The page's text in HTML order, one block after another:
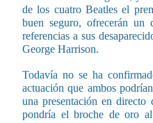
de los cuatro Beatles el
buen seguro, ofrecerán un
referencias a sus
George Harrison.
Todavía no se ha
actuación que ambos
una presentación en directo
pondría el broche de oro